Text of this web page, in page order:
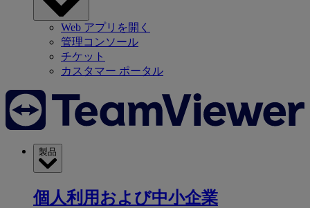
Web アプリを開く
管理コンソール
チケット
カスタマー ポータル
製品
個人利用および中小企業